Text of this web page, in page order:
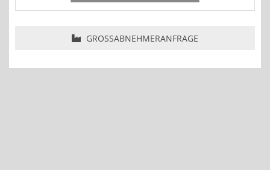
GROSSABNEHMERANFRAGE